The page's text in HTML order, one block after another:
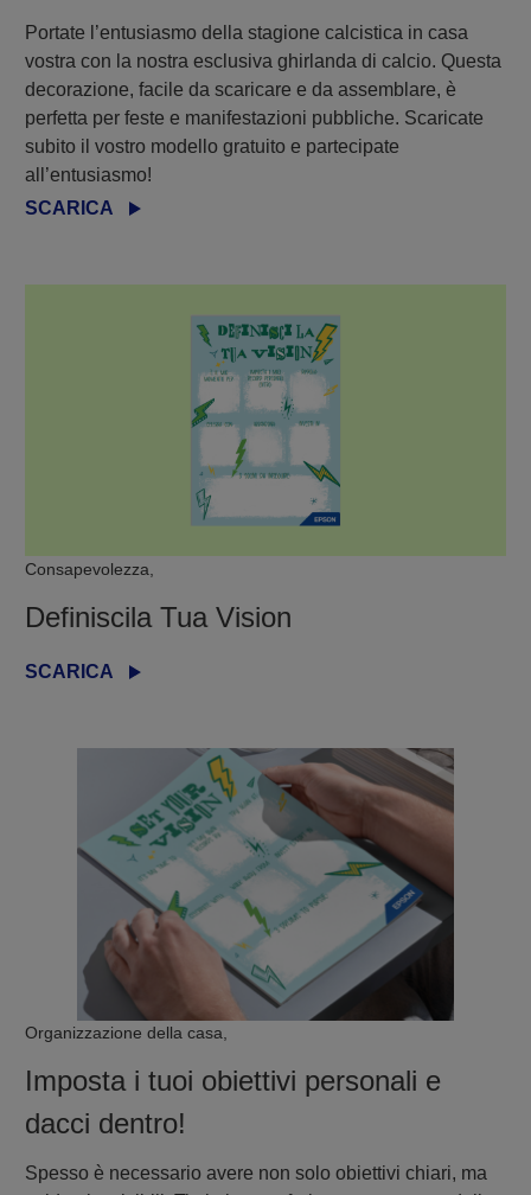
Portate l’entusiasmo della stagione calcistica in casa
vostra con la nostra esclusiva ghirlanda di calcio. Questa
decorazione, facile da scaricare e da assemblare, è
perfetta per feste e manifestazioni pubbliche. Scaricate
subito il vostro modello gratuito e partecipate
all’entusiasmo!
SCARICA
Consapevolezza,
Definiscila Tua Vision
SCARICA
Organizzazione della casa,
Imposta i tuoi obiettivi personali e
dacci dentro!
Spesso è necessario avere non solo obiettivi chiari, ma